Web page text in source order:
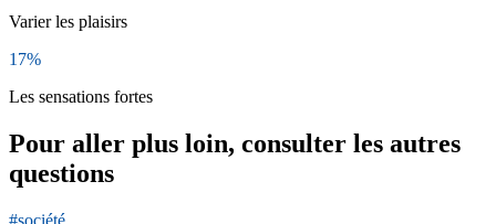
Varier les plaisirs
17%
Les sensations fortes
Pour aller plus loin, consulter les autres
questions
#société